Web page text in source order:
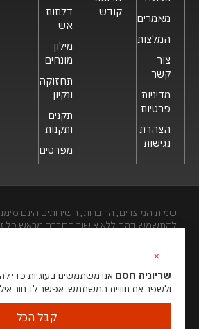
מאמרים
המלצות
צור
קשר
מדיניות
פרטיות
הצהרת
נגישות
קודש
דלתות
אש
מילון
מונחים
תחזוקה
ונקיון
תקנים
ותקנות
מפרטים
שמות המוצרים, החברות, השירותים הינם
להתשמש בהם ללא אישור החברה מראש.כל
האתר מנוהל ע”י גאו מדיה
×
שריונית חסם אנו משתמשים בעוגיות כדי
ולשפר את חוויית המשתמש. אפשר לבחור אילו
קבל הכל